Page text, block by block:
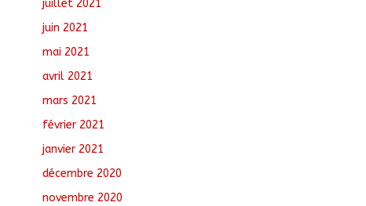
juillet 2021
juin 2021
mai 2021
avril 2021
mars 2021
février 2021
janvier 2021
décembre 2020
novembre 2020